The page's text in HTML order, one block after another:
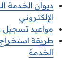
ديوان الخدمة
الإلكتروني
مواعيد تسجيل
طريقة
الخدمة